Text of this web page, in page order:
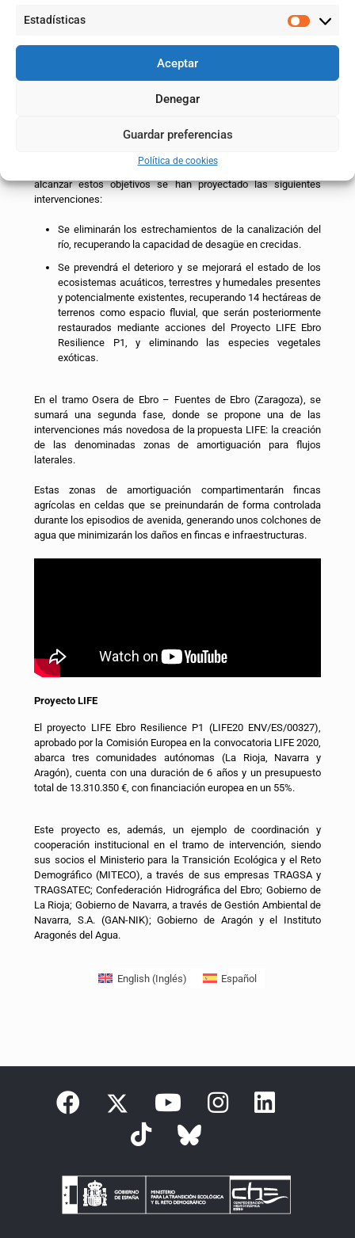
Estadísticas
Aceptar
Denegar
Guardar preferencias
Política de cookies
su paso por Osera de Ebro y Fuentes de Ebro, en Zaragoza. Fase
1”, se integra en lo que se denomina la Zona 2 del Proyecto LIFE
Ebro Resilience P1.
Esta primera fase, con un presupuesto de 2.946.338,68 €,
parajes, la mejana del Conde y el meandro de Aguilar. Su
objetivo: la reducción de las afecciones por efecto de las
inundaciones y la mejora del estado ecológico del cauce. Para
alcanzar estos objetivos se han proyectado las siguientes
intervenciones:
Se eliminarán los estrechamientos de la canalización del
río, recuperando la capacidad de desagüe en crecidas.
Se prevendrá el deterioro y se mejorará el estado de los
ecosistemas acuáticos, terrestres y humedales presentes
y potencialmente existentes, recuperando 14 hectáreas de
terrenos como espacio fluvial, que serán posteriormente
restaurados mediante acciones del Proyecto LIFE Ebro
Resilience P1, y eliminando las especies vegetales
exóticas.
En el tramo Osera de Ebro – Fuentes de Ebro (Zaragoza), se
sumará una segunda fase, donde se propone una de las
intervenciones más novedosa de la propuesta LIFE: la creación
de las denominadas zonas de amortiguación para flujos
laterales.
Estas zonas de amortiguación compartimentarán fincas
agrícolas en celdas que se preinundarán de forma controlada
durante los episodios de avenida, generando unos colchones de
agua que minimizarán los daños en fincas e infraestructuras.
Proyecto LIFE
El proyecto LIFE Ebro Resilience P1 (LIFE20 ENV/ES/00327),
aprobado por la Comisión Europea en la convocatoria LIFE 2020,
abarca tres comunidades autónomas (La Rioja, Navarra y
Aragón), cuenta con una duración de 6 años y un presupuesto
total de 13.310.350 €, con financiación europea en un 55%.
Este proyecto es, además, un ejemplo de coordinación y
cooperación institucional en el tramo de intervención, siendo
sus socios el Ministerio para la Transición Ecológica y el Reto
Demográfico (MITECO), a través de sus empresas TRAGSA y
TRAGSATEC; Confederación Hidrográfica del Ebro; Gobierno de
La Rioja; Gobierno de Navarra, a través de Gestión Ambiental de
Navarra, S.A. (GAN-NIK); Gobierno de Aragón y el Instituto
Aragonés del Agua.
English(Inglés) Español